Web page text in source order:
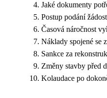
Jaké dokumenty
Postup podání
Časová náročnost
Náklady spojené se
Sankce za
Změny stavby před
Kolaudace po